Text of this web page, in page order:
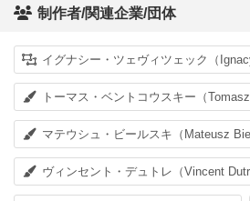
制作者/関連企業/団体
イグナシー・ツェヴィツェック（
トーマス・ベントコウスキー（
マテウシュ・ビールスキ（Mateusz
ヴィンセント・デュトレ（Vincent